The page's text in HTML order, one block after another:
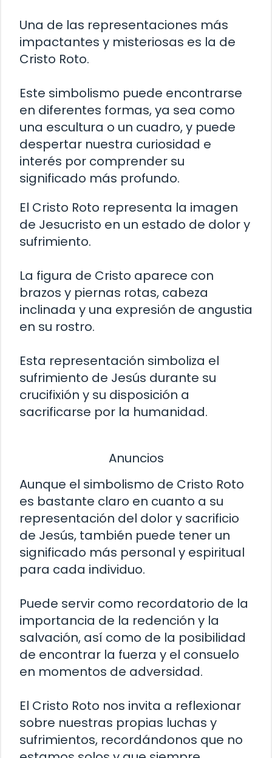
Una de las representaciones más
impactantes y misteriosas es la de
Cristo Roto.
Este simbolismo puede encontrarse
en diferentes formas, ya sea como
una escultura o un cuadro, y puede
despertar nuestra curiosidad e
interés por comprender su
significado más profundo.
El Cristo Roto representa la imagen
de Jesucristo en un estado de dolor y
sufrimiento.
La figura de Cristo aparece con
brazos y piernas rotas, cabeza
inclinada y una expresión de angustia
en su rostro.
Esta representación simboliza el
sufrimiento de Jesús durante su
crucifixión y su disposición a
sacrificarse por la humanidad.
Anuncios
Aunque el simbolismo de Cristo Roto
es bastante claro en cuanto a su
representación del dolor y sacrificio
de Jesús, también puede tener un
significado más personal y espiritual
para cada individuo.
Puede servir como recordatorio de la
importancia de la redención y la
salvación, así como de la posibilidad
de encontrar la fuerza y el consuelo
en momentos de adversidad.
El Cristo Roto nos invita a reflexionar
sobre nuestras propias luchas y
sufrimientos, recordándonos que no